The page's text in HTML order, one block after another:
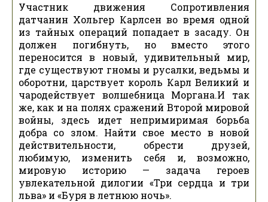
Участник движения Сопротивления
датчанин Хольгер Карлсен во время одной
из тайных операций попадает в засаду. Он
должен погибнуть, но вместо этого
переносится в новый, удивительный мир,
где существуют гномы и русалки, ведьмы и
оборотни, царствует король Карл Великий и
чародействует волшебница Моргана.И так
же, как и на полях сражений Второй мировой
войны, здесь идет непримиримая борьба
добра со злом. Найти свое место в новой
действительности, обрести друзей,
любимую, изменить себя и, возможно,
мировую историю — задача героев
увлекательной дилогии «Три сердца и три
льва» и «Буря в летнюю ночь».